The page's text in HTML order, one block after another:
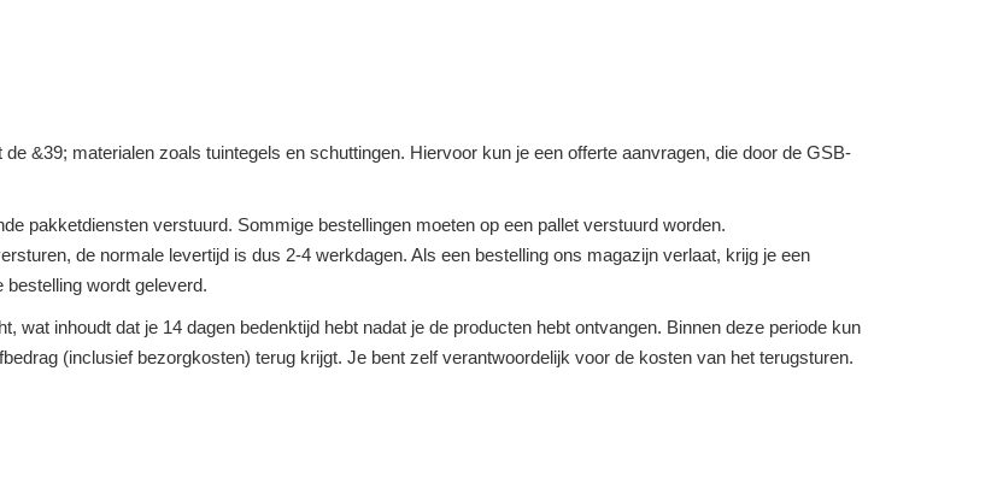
&39; materialen zoals tuintegels en schuttingen. Hiervoor kun je een offerte aanvragen, die door de GSB-
pakketdiensten verstuurd. Sommige bestellingen moeten op een pallet verstuurd worden.
de normale levertijd is dus 2-4 werkdagen. Als een bestelling ons magazijn verlaat, krijg je een
wordt geleverd.
wat inhoudt dat je 14 dagen bedenktijd hebt nadat je de producten hebt ontvangen. Binnen deze periode kun
(inclusief bezorgkosten) terug krijgt. Je bent zelf verantwoordelijk voor de kosten van het terugsturen.